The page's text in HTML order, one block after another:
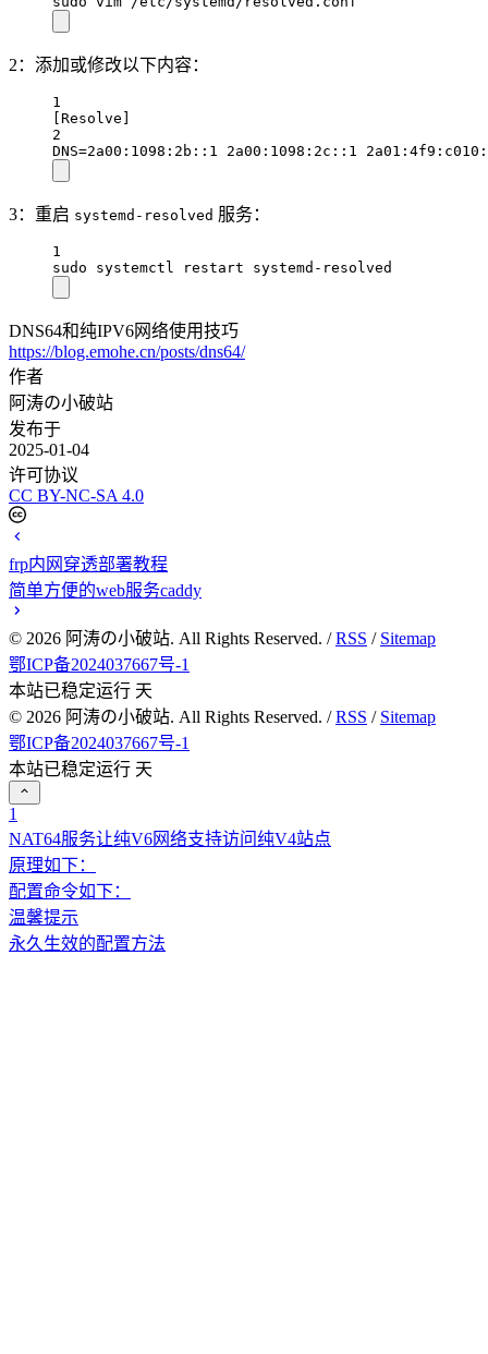
2：添加或修改以下内容：
1
[Resolve]
2
DNS=2a00:1098:2b::1 2a00:1098:2c::1
3：重启 systemd-resolved 服务：
1
sudo systemctl restart systemd-resolved
DNS64和纯IPV6网络使用技巧
https://blog.emohe.cn/posts/dns64/
作者
阿涛の小破站
发布于
2025-01-04
许可协议
CC BY-NC-SA 4.0
frp内网穿透部署教程
简单方便的web服务caddy
© 2026 阿涛の小破站. All Rights Reserved. /RSS / Sitemap
鄂ICP备2024037667号-1
本站已稳定运行 天
© 2026 阿涛の小破站. All Rights Reserved. /RSS / Sitemap
鄂ICP备2024037667号-1
本站已稳定运行 天
1
NAT64服务让纯V6网络支持访问纯V4站点
原理如下：
配置命令如下：
温馨提示
永久生效的配置方法